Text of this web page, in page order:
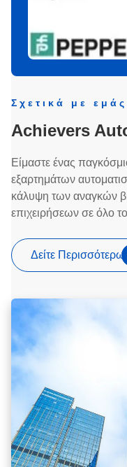
Σχετικά με εμάς
Achievers
Είμαστε ένας
εξαρτημάτων
κάλυψη των αναγκών
επιχειρήσεων σε όλο
Δείτε